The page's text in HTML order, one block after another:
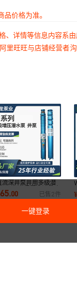
价格为准。
详情等信息内容系
旺旺与店铺经营者
流深井泵井用多级潜
三相高扬程大流量农
抽水泵
.00 已售 2 件 ¥
一键登录